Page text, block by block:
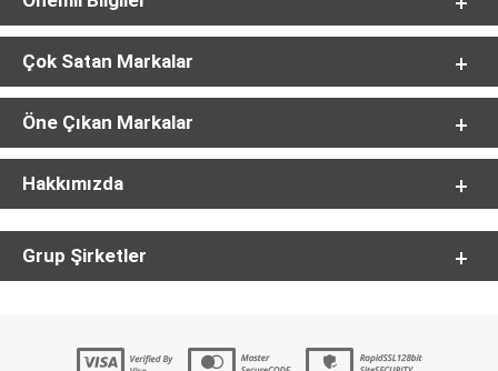
Çok Satan Markalar
Öne Çıkan Markalar
Hakkımızda
Grup Şirketler